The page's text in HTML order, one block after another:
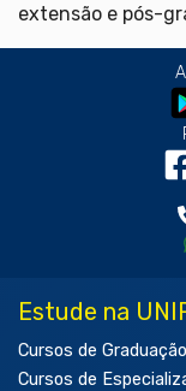
extensão e pós-
Estude na
Cursos de Graduação
Cursos de